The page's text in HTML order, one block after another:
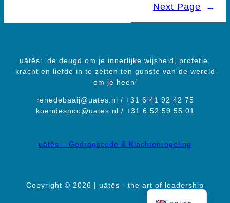
Next Page →
uātēs: ‘de deugd om je innerlijke wijsheid, profetie,
kracht en liefde in te zetten ten gunste van de wereld
om je heen’
renedebaaij@uates.nl / +31 6 41 92 42 75
koendesnoo@uates.nl / +31 6 52 59 55 01
uātēs – Gedragscode & Klachtenregeling
Copyright © 2026 | uātēs - the art of leadership
Dutch